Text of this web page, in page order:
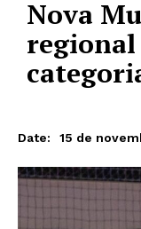
Nova
regional
Date:
15 de